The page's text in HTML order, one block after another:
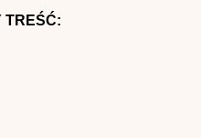
TREŚĆ: